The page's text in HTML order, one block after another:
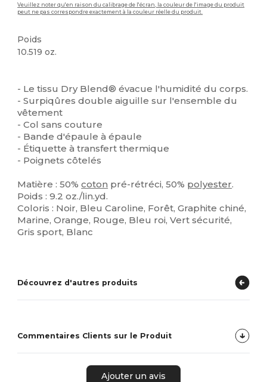
Veuillez noter qu'en raison du calibrage de l'écran, la couleur de l'image du produit
peut ne pas correspondre exactement à la couleur réelle du produit.
Poids
10.519 oz.
- Le tissu Dry Blend® évacue l'humidité du corps.
- Surpiqûres double aiguille sur l'ensemble du
vêtement
- Col sans couture
- Bande d'épaule à épaule
- Étiquette à transfert thermique
- Poignets côtelés
Matière : 50%coton pré-rétréci, 50% polyester.
Poids : 9.2 oz./lin.yd.
Coloris : Noir, Bleu Caroline, Forêt, Graphite chiné,
Marine, Orange, Rouge, Bleu roi, Vert sécurité,
Gris sport, Blanc
Découvrez d'autres produits
Commentaires Clients sur le Produit
Ajouter un avis